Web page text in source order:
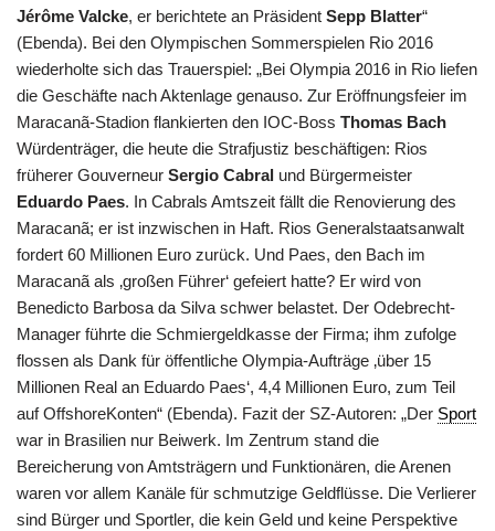
Jérôme Valcke, er berichtete an Präsident Sepp Blatter“
(Ebenda). Bei den Olympischen Sommerspielen Rio 2016
wiederholte sich das Trauerspiel: „Bei Olympia 2016 in Rio liefen
die Geschäfte nach Aktenlage genauso. Zur Eröffnungsfeier im
Maracanã-Stadion flankierten den IOC-Boss Thomas Bach
Würdenträger, die heute die Strafjustiz beschäftigen: Rios
früherer Gouverneur Sergio Cabral und Bürgermeister
Eduardo Paes. In Cabrals Amtszeit fällt die Renovierung des
Maracanã; er ist inzwischen in Haft. Rios Generalstaatsanwalt
fordert 60 Millionen Euro zurück. Und Paes, den Bach im
Maracanã als ‚großen Führer‘ gefeiert hatte? Er wird von
Benedicto Barbosa da Silva schwer belastet. Der Odebrecht-
Manager führte die Schmiergeldkasse der Firma; ihm zufolge
flossen als Dank für öffentliche Olympia-Aufträge ‚über 15
Millionen Real an Eduardo Paes‘, 4,4 Millionen Euro, zum Teil
auf OffshoreKonten“ (Ebenda). Fazit der SZ-Autoren: „Der Sport
war in Brasilien nur Beiwerk. Im Zentrum stand die
Bereicherung von Amtsträgern und Funktionären, die Arenen
waren vor allem Kanäle für schmutzige Geldflüsse. Die Verlierer
sind Bürger und Sportler, die kein Geld und keine Perspektive